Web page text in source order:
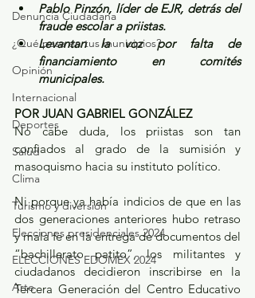
Denuncia Ciudadana
¿Qué pasa en tus municipios?
Opinión
Internacional
Deportes
Salud
Clima
Turismo y diversión
Elecciones presidenciales 2024
ELECCIONES EDOMEX 2024
Arte
Pablo Pinzón, líder de EJR, detrás del
fraude escolar a priistas.
Levantan la voz por falta de
financiamiento en comités
municipales.
POR JUAN GABRIEL GONZÁLEZ
No cabe duda, los priistas son tan
confiados al grado de la sumisión y
masoquismo hacia su instituto político.
Ni porque ya había indicios de que en las
dos generaciones anteriores hubo retraso
y mala fe en la entrega de documentos del
“bachillerato patito”, los militantes y
ciudadanos decidieron inscribirse en la
Tercera Generación del Centro Educativo